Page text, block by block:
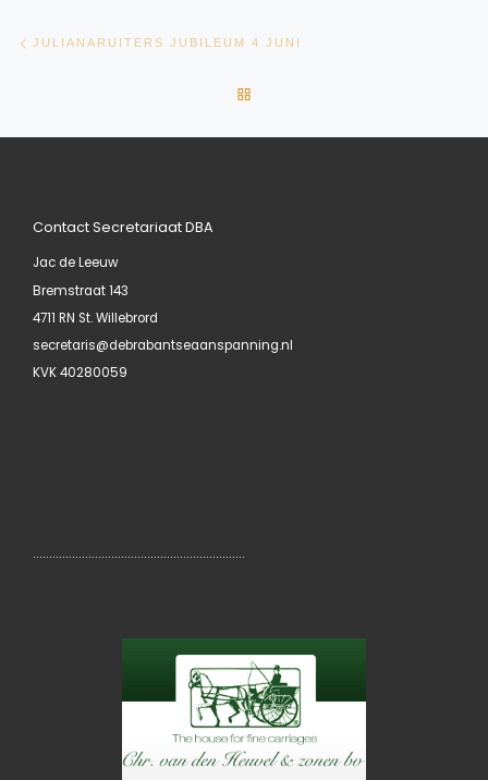
JULIANARUITERS JUBILEUM 4 JUNI
Contact Secretariaat DBA
Jac de Leeuw
Bremstraat 143
4711 RN St. Willebrord
secretaris@debrabantseaanspanning.nl
KVK 40280059
………………………………………………………..